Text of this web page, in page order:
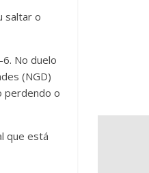
saltar o
No duelo
(NGD)
perdendo o
que está